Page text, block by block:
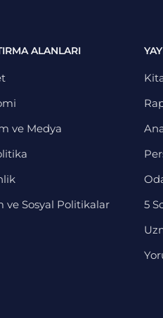
ALANLARI
ve Medya
ve Sosyal Politikalar
5